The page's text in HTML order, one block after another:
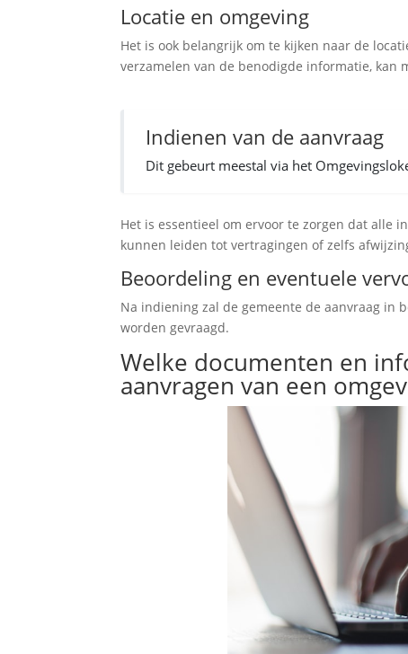
Locatie en omgeving
Het is ook belangrijk om te kijken naar de
verzamelen van de benodigde informatie, kan
Indienen van de aanvraag
Dit gebeurt meestal via het
Het is essentieel om ervoor te zorgen dat alle
kunnen leiden tot vertragingen of zelfs
Beoordeling en eventuele
Na indiening zal de gemeente de aanvraag in
worden gevraagd.
Welke documenten en
aanvragen van een